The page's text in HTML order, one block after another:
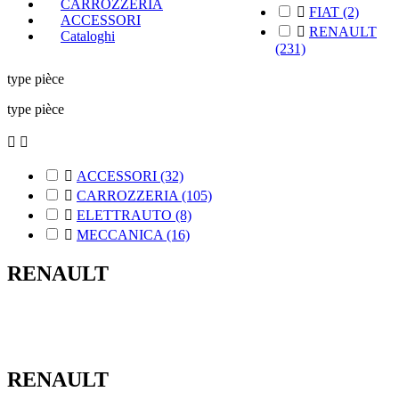
CARROZZERIA
ACCESSORI
Cataloghi
 FIAT (2)
 RENAULT
(231)
type pièce
type pièce
 
 ACCESSORI (32)
 CARROZZERIA (105)
 ELETTRAUTO (8)
 MECCANICA (16)
RENAULT
RENAULT